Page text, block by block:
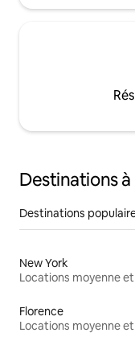
Destinations
Destinations
New York
Florence